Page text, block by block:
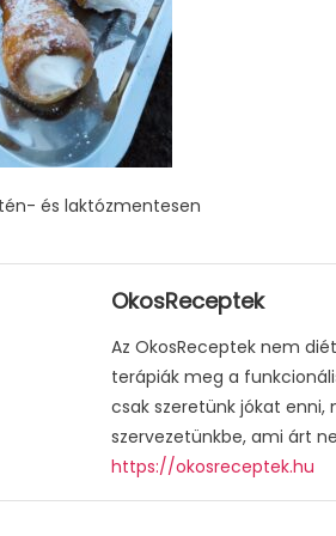
és laktózmentesen
OkosReceptek
Az OkosReceptek nem
terápiák meg a
csak szeretünk jókat
szervezetünkbe, ami árt
https://okosreceptek.hu